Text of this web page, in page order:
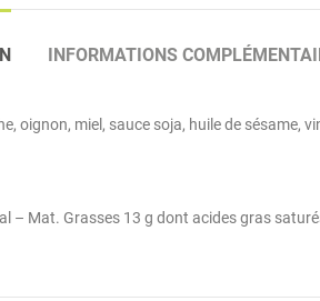
INFORMATIONS
oignon, miel, sauce soja, huile de sésame,
– Mat. Grasses 13 g dont acides gras